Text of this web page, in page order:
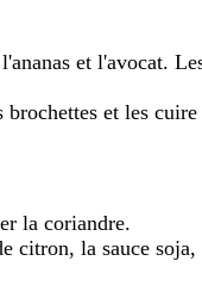
et l'avocat.
et les cuire
la coriandre.
citron, la sauce soja,